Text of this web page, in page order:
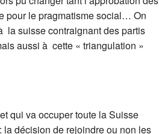
pour le pragmatisme social… On
la suisse contraignant des partis
aussi à cette « triangulation »
qui va occuper toute la Suisse
décision de rejoindre ou non les